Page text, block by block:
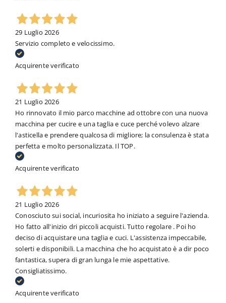
29 Luglio 2026
Servizio completo e velocissimo.
Acquirente verificato
21 Luglio 2026
Ho rinnovato il mio parco macchine ad ottobre con una nuova
macchina per cucire e una taglia e cuce perché volevo alzare
l'asticella e prendere qualcosa di migliore; la consulenza è stata
perfetta e molto personalizzata. Il TOP.
Acquirente verificato
21 Luglio 2026
Conosciuto sui social, incuriosita ho iniziato a seguire l'azienda.
Ho fatto all'inizio dri piccoli acquisti. Tutto regolare . Poi ho
deciso di acquistare una taglia e cuci. L'assistenza impeccabile,
solerti e disponibili. La macchina che ho acquistato è a dir poco
fantastica, supera di gran lunga le mie aspettative.
Consigliatissimo.
Acquirente verificato